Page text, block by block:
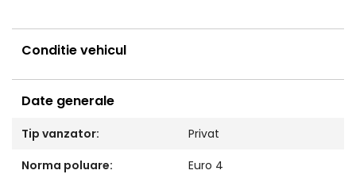
Conditie vehicul
Date generale
Tip vanzator:
Privat
Norma poluare:
Euro 4